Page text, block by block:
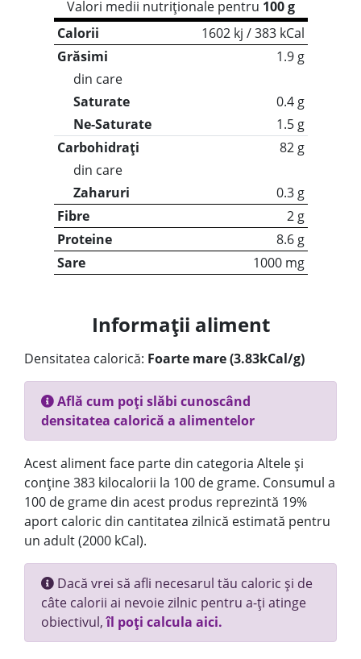
Valori medii nutriționale pentru 100 g
Calorii
1602 kj / 383 kCal
Grăsimi
1.9 g
din care
Saturate
0.4 g
Ne-Saturate
1.5 g
Carbohidrați
82 g
din care
Zaharuri
0.3 g
Fibre
2 g
Proteine
8.6 g
Sare
1000 mg
Informații aliment
Densitatea calorică: Foarte mare (3.83kCal/g)
Află cum poți slăbi cunoscând
densitatea calorică a alimentelor
Acest aliment face parte din categoria Altele și
conține 383 kilocalorii la 100 de grame. Consumul a
100 de grame din acest produs reprezintă 19%
aport caloric din cantitatea zilnică estimată pentru
un adult (2000 kCal).
Dacă vrei să afli necesarul tău caloric și de
câte calorii ai nevoie zilnic pentru a-ți atinge
obiectivul,îl poți calcula aici.